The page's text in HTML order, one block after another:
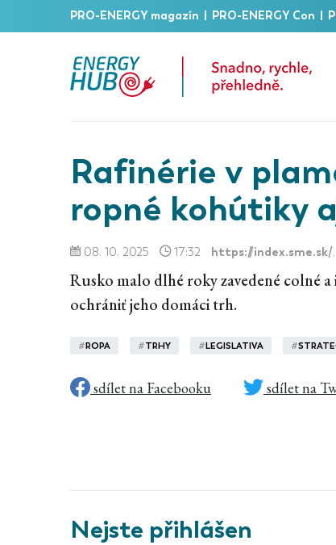
PRO-ENERGY magazín PRO-ENERGY Con
Rafinérie v
ropné kohútiky
08. 10. 2025 17:32 https://index.sme.sk/,
Rusko malo dlhé roky zavedené colné
ochrániť jeho domáci trh.
#ROPA #TRHY #LEGISLATIVA #
sdílet na Facebooku sdílet na
Nejste přihlášen